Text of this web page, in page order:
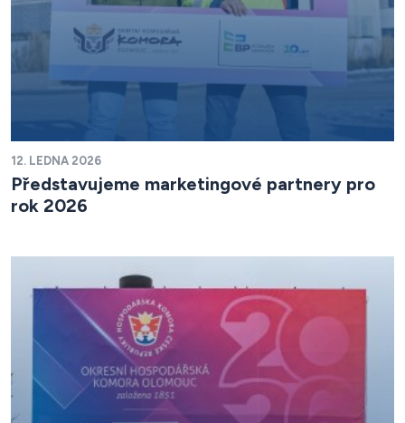
12. LEDNA 2026
Představujeme marketingové partnery pro
rok 2026